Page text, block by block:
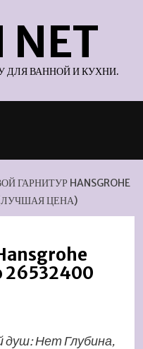
NET
ДЛЯ ВАННОЙ И КУХНИ.
ГАРНИТУР HANSGROHE
(ЛУЧШАЯ ЦЕНА)
26532400
душ: Нет Глубина,